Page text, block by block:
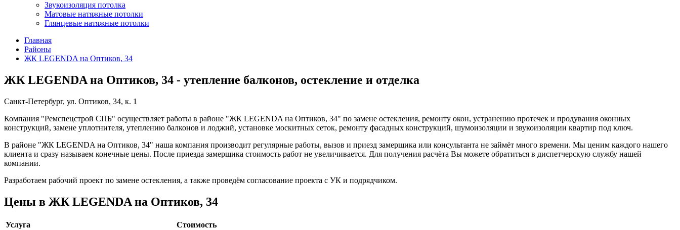
Звукоизоляция потолка
Матовые натяжные потолки
Глянцевые натяжные потолки
Главная
Районы
ЖК LEGENDA на Оптиков, 34
ЖК LEGENDA на Оптиков, 34 - утепление балконов, остекление и отделка
Санкт-Петербург, ул. Оптиков, 34, к. 1
Компания "Ремспецстрой СПБ" осуществляет работы в районе "ЖК LEGENDA на Оптиков, 34" по замене остекления, ремонту окон, устранению протечек и продувания оконных
конструкций, замене уплотнителя, утеплению балконов и лоджий, установке москитных сеток, ремонту фасадных конструкций, шумоизоляции и звукоизоляции квартир под ключ.
В районе "ЖК LEGENDA на Оптиков, 34" наша компания производит регулярные работы, вызов и приезд замерщика или консультанта не займёт много времени. Мы ценим каждого нашего
клиента и сразу называем конечные цены. После приезда замерщика стоимость работ не увеличивается. Для получения расчёта Вы можете обратиться в диспетчерскую службу нашей
компании.
Разработаем рабочий проект по замене остекления, а также проведём согласование проекта с УК и подрядчиком.
Цены в ЖК LEGENDA на Оптиков, 34
Услуга
Стоимость